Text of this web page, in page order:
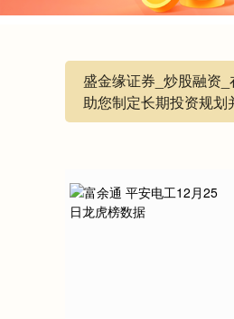
盛金缘证券_炒股融资
助您制定长期投资规划